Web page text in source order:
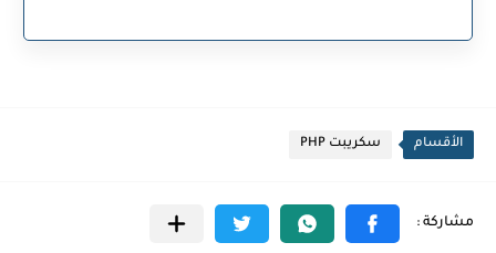
الأقسام سكريبت PHP